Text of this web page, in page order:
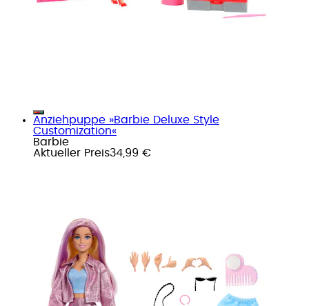
Anziehpuppe »Barbie Deluxe Style
Customization«
Barbie
Aktueller Preis34,99 €